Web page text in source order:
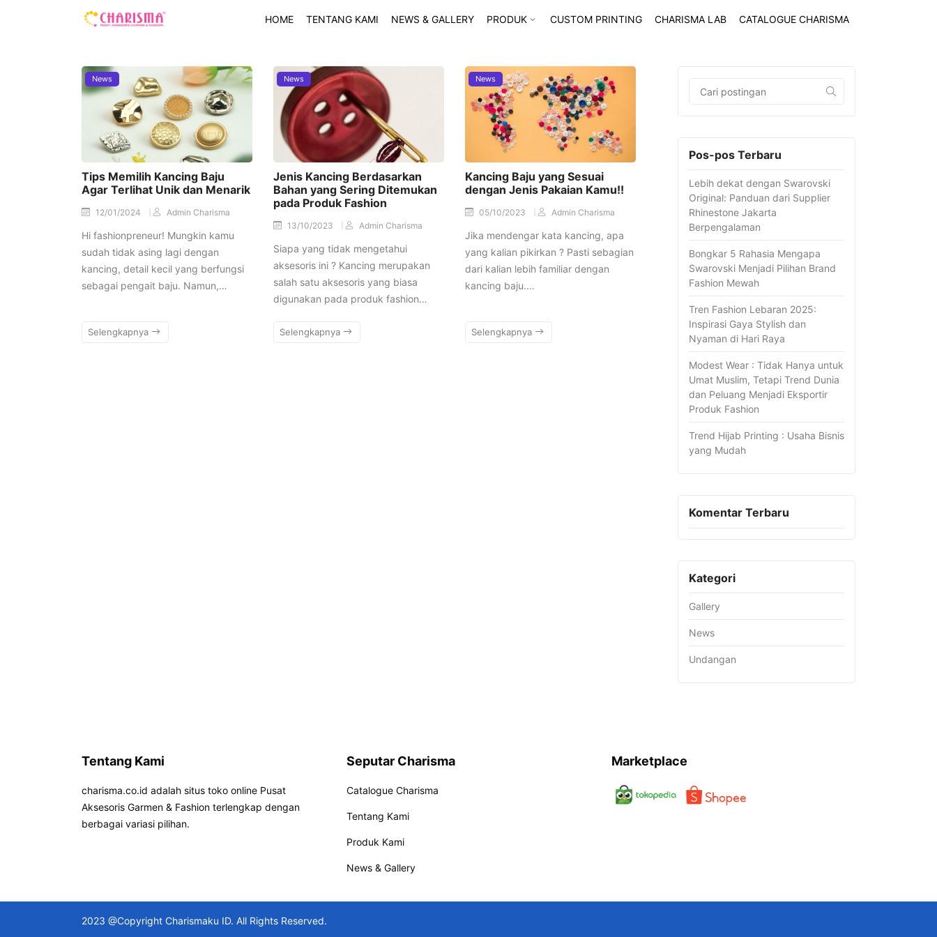
HOME TENTANG KAMI NEWS & GALLERY PRODUK CUSTOM PRINTING CHARISMA LAB CATALOGUE CHARISMA
News
Tips Memilih Kancing Baju
Agar Terlihat Unik dan Menarik
12/01/2024 Admin Charisma
Hi fashionpreneur! Mungkin kamu
sudah tidak asing lagi dengan
kancing, detail kecil yang berfungsi
sebagai pengait baju. Namun,…
Selengkapnya
News
Jenis Kancing Berdasarkan
Bahan yang Sering Ditemukan
pada Produk Fashion
13/10/2023 Admin Charisma
Siapa yang tidak mengetahui
aksesoris ini ? Kancing merupakan
salah satu aksesoris yang biasa
digunakan pada produk fashion…
Selengkapnya
News
Kancing Baju yang Sesuai
dengan Jenis Pakaian Kamu!!
05/10/2023 Admin Charisma
Jika mendengar kata kancing, apa
yang kalian pikirkan ? Pasti sebagian
dari kalian lebih familiar dengan
kancing baju.…
Selengkapnya
Pos-pos Terbaru
Lebih dekat dengan Swarovski
Original: Panduan dari Supplier
Rhinestone Jakarta
Berpengalaman
Bongkar 5 Rahasia Mengapa
Swarovski Menjadi Pilihan Brand
Fashion Mewah
Tren Fashion Lebaran 2025:
Inspirasi Gaya Stylish dan
Nyaman di Hari Raya
Modest Wear : Tidak Hanya untuk
Umat Muslim, Tetapi Trend Dunia
dan Peluang Menjadi Eksportir
Produk Fashion
Trend Hijab Printing : Usaha Bisnis
yang Mudah
Komentar Terbaru
Kategori
Gallery
News
Undangan
Tentang Kami
charisma.co.id adalah situs toko online Pusat
Aksesoris Garmen & Fashion terlengkap dengan
berbagai variasi pilihan.
Seputar Charisma
Catalogue Charisma
Tentang Kami
Produk Kami
News & Gallery
Marketplace
2023 @Copyright Charismaku ID. All Rights Reserved.